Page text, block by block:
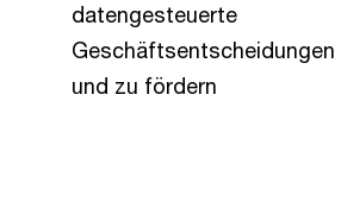
datengesteuerte
Geschäftsentscheidungen
und zu fördern